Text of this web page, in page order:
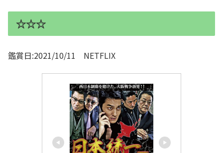
☆☆☆
鑑賞日:2021/10/11 NETFLIX